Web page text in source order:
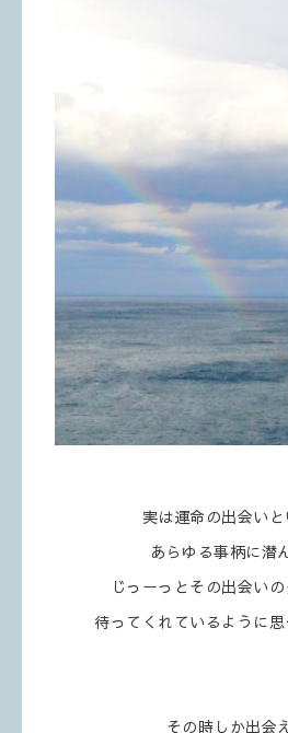
実は運命の出会い
あらゆる事柄に潜
じっーっとその出会い
待ってくれているように思
その時しか出会